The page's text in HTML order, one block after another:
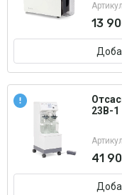
13
23B-1
41